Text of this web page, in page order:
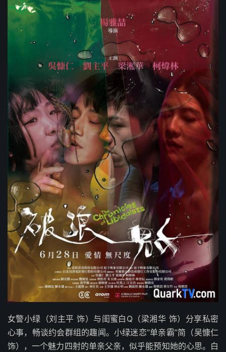
女警小绿（刘主平 饰）与闺蜜白Q（梁湘华 饰）分享私密
心事，畅谈约会群组的趣闻。小绿迷恋“单亲霸”简（吴慷仁
饰），一个魅力四射的单亲父亲，似乎能预知她的心思。白